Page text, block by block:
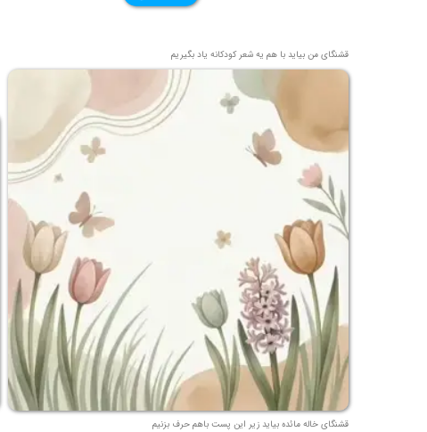
قشنگای من بيايد با هم یه شعر کودکانه ياد بگیریم
قشنگای خاله مائده بیاید زیر این پست باهم حرف بزنیم